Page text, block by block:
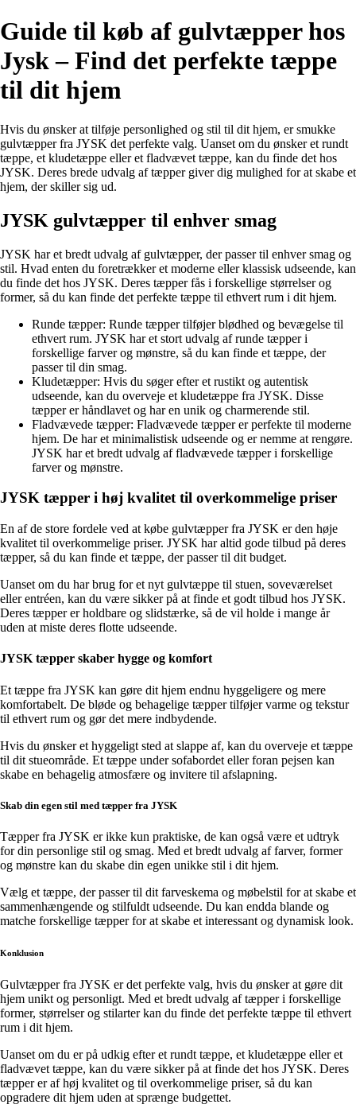
Guide til køb af gulvtæpper hos
Jysk – Find det perfekte tæppe
til dit hjem
Hvis du ønsker at tilføje personlighed og stil til dit hjem, er smukke
gulvtæpper fra JYSK det perfekte valg. Uanset om du ønsker et rundt
tæppe, et kludetæppe eller et fladvævet tæppe, kan du finde det hos
JYSK. Deres brede udvalg af tæpper giver dig mulighed for at skabe et
hjem, der skiller sig ud.
JYSK gulvtæpper til enhver smag
JYSK har et bredt udvalg af gulvtæpper, der passer til enhver smag og
stil. Hvad enten du foretrækker et moderne eller klassisk udseende, kan
du finde det hos JYSK. Deres tæpper fås i forskellige størrelser og
former, så du kan finde det perfekte tæppe til ethvert rum i dit hjem.
Runde tæpper: Runde tæpper tilføjer blødhed og bevægelse til
ethvert rum. JYSK har et stort udvalg af runde tæpper i
forskellige farver og mønstre, så du kan finde et tæppe, der
passer til din smag.
Kludetæpper: Hvis du søger efter et rustikt og autentisk
udseende, kan du overveje et kludetæppe fra JYSK. Disse
tæpper er håndlavet og har en unik og charmerende stil.
Fladvævede tæpper: Fladvævede tæpper er perfekte til moderne
hjem. De har et minimalistisk udseende og er nemme at rengøre.
JYSK har et bredt udvalg af fladvævede tæpper i forskellige
farver og mønstre.
JYSK tæpper i høj kvalitet til overkommelige priser
En af de store fordele ved at købe gulvtæpper fra JYSK er den høje
kvalitet til overkommelige priser. JYSK har altid gode tilbud på deres
tæpper, så du kan finde et tæppe, der passer til dit budget.
Uanset om du har brug for et nyt gulvtæppe til stuen, soveværelset
eller entréen, kan du være sikker på at finde et godt tilbud hos JYSK.
Deres tæpper er holdbare og slidstærke, så de vil holde i mange år
uden at miste deres flotte udseende.
JYSK tæpper skaber hygge og komfort
Et tæppe fra JYSK kan gøre dit hjem endnu hyggeligere og mere
komfortabelt. De bløde og behagelige tæpper tilføjer varme og tekstur
til ethvert rum og gør det mere indbydende.
Hvis du ønsker et hyggeligt sted at slappe af, kan du overveje et tæppe
til dit stueområde. Et tæppe under sofabordet eller foran pejsen kan
skabe en behagelig atmosfære og invitere til afslapning.
Skab din egen stil med tæpper fra JYSK
Tæpper fra JYSK er ikke kun praktiske, de kan også være et udtryk
for din personlige stil og smag. Med et bredt udvalg af farver, former
og mønstre kan du skabe din egen unikke stil i dit hjem.
Vælg et tæppe, der passer til dit farveskema og møbelstil for at skabe et
sammenhængende og stilfuldt udseende. Du kan endda blande og
matche forskellige tæpper for at skabe et interessant og dynamisk look.
Konklusion
Gulvtæpper fra JYSK er det perfekte valg, hvis du ønsker at gøre dit
hjem unikt og personligt. Med et bredt udvalg af tæpper i forskellige
former, størrelser og stilarter kan du finde det perfekte tæppe til ethvert
rum i dit hjem.
Uanset om du er på udkig efter et rundt tæppe, et kludetæppe eller et
fladvævet tæppe, kan du være sikker på at finde det hos JYSK. Deres
tæpper er af høj kvalitet og til overkommelige priser, så du kan
opgradere dit hjem uden at sprænge budgettet.